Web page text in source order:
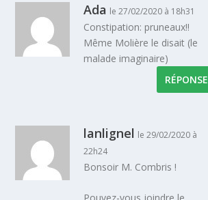
Ada le 27/02/2020 à 18h31
Constipation: pruneaux!!
Même Molière le disait (le
malade imaginaire)
RÉPONSE
lanlignel le 29/02/2020 à
22h24
Bonsoir M. Combris !